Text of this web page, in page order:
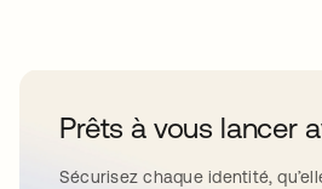
Prêts à vous lancer
Sécurisez chaque identité,